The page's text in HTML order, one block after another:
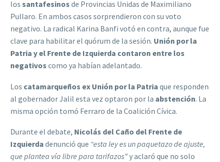
los santafesinos de Provincias Unidas de Maximiliano
Pullaro. En ambos casos sorprendieron con su voto
negativo. La radical Karina Banfi votó en contra, aunque fue
clave para habilitar el quórum de la sesión. Unión por la
Patria y el Frente de Izquierda contaron entre los
negativos como ya habían adelantado.
Los catamarqueños ex Unión por la Patria que responden
al gobernador Jalil esta vez optaron por la abstención. La
misma opción tomó Ferraro de la Coalición Cívica.
Durante el debate, Nicolás del Caño del Frente de
Izquierda denunció que “esta ley es un paquetazo de ajuste,
que plantea vía libre para tarifazos”y aclaró que no solo